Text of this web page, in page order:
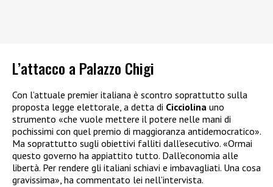
L’attacco a Palazzo Chigi
Con l’attuale premier italiana è scontro soprattutto sulla
proposta legge elettorale, a detta di Cicciolina uno
strumento «che vuole mettere il potere nelle mani di
pochissimi con quel premio di maggioranza antidemocratico».
Ma soprattutto sugli obiettivi falliti dall’esecutivo. «Ormai
questo governo ha appiattito tutto. Dall’economia alle
libertà. Per rendere gli italiani schiavi e imbavagliati. Una cosa
gravissima», ha commentato lei nell’intervista.